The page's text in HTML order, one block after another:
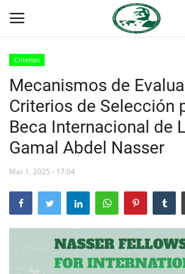
Inicio
Foro Internacional Nasser
Contacto
Egipto
Herencia de Jamal Abdel-Nasser
Criterios
Mecanismos de
Criterios de Selección
Beca Internacional de
Gamal Abdel Nasser
Mar 1, 2025 - 17:04